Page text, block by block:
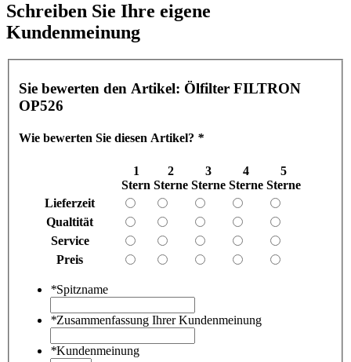
Schreiben Sie Ihre eigene
Kundenmeinung
Sie bewerten den Artikel: Ölfilter FILTRON
OP526
Wie bewerten Sie diesen Artikel? *
1
Stern
2
Sterne
3
Sterne
4
Sterne
5
Sterne
Lieferzeit
Qualtität
Service
Preis
*Spitzname
*Zusammenfassung Ihrer Kundenmeinung
*Kundenmeinung